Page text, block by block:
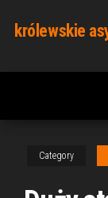
content
królewskie
Category